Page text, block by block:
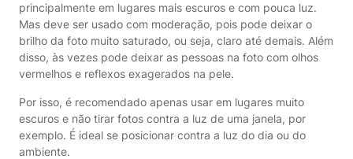
principalmente em lugares mais escuros e com pouca luz.
Mas deve ser usado com moderação, pois pode deixar o
brilho da foto muito saturado, ou seja, claro até demais. Além
disso, às vezes pode deixar as pessoas na foto com olhos
vermelhos e reflexos exagerados na pele.
Por isso, é recomendado apenas usar em lugares muito
escuros e não tirar fotos contra a luz de uma janela, por
exemplo. É ideal se posicionar contra a luz do dia ou do
ambiente.